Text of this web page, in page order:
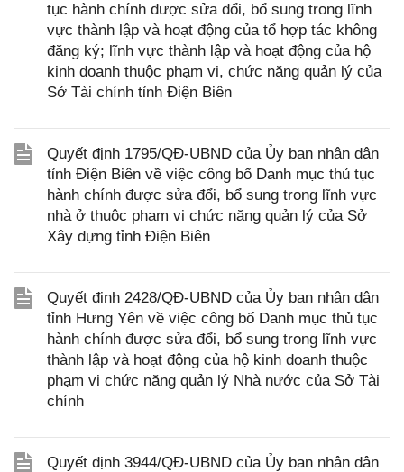
tục hành chính được sửa đổi, bổ sung trong lĩnh
vực thành lập và hoạt động của tổ hợp tác không
đăng ký; lĩnh vực thành lập và hoạt động của hộ
kinh doanh thuộc phạm vi, chức năng quản lý của
Sở Tài chính tỉnh Điện Biên
Quyết định 1795/QĐ-UBND của Ủy ban nhân dân
tỉnh Điện Biên về việc công bố Danh mục thủ tục
hành chính được sửa đổi, bổ sung trong lĩnh vực
nhà ở thuộc phạm vi chức năng quản lý của Sở
Xây dựng tỉnh Điện Biên
Quyết định 2428/QĐ-UBND của Ủy ban nhân dân
tỉnh Hưng Yên về việc công bố Danh mục thủ tục
hành chính được sửa đổi, bổ sung trong lĩnh vực
thành lập và hoạt động của hộ kinh doanh thuộc
phạm vi chức năng quản lý Nhà nước của Sở Tài
chính
Quyết định 3944/QĐ-UBND của Ủy ban nhân dân